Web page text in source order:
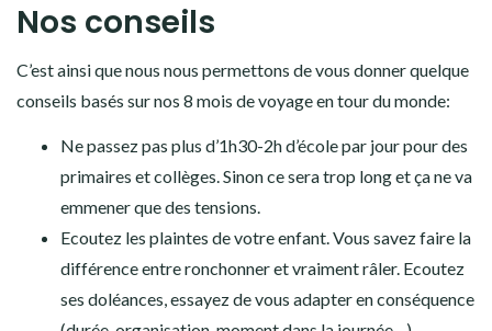
Nos conseils
C’est ainsi que nous nous permettons de vous donner quelque
conseils basés sur nos 8 mois de voyage en tour du monde:
Ne passez pas plus d’1h30-2h d’école par jour pour des
primaires et collèges. Sinon ce sera trop long et ça ne va
emmener que des tensions.
Ecoutez les plaintes de votre enfant. Vous savez faire la
différence entre ronchonner et vraiment râler. Ecoutez
ses doléances, essayez de vous adapter en conséquence